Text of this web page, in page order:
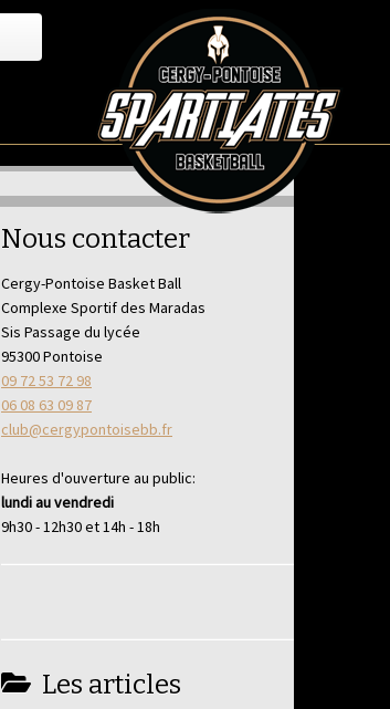
Nous contacter
Cergy-Pontoise Basket Ball
Complexe Sportif des Maradas
Sis Passage du lycée
95300 Pontoise
09 72 53 72 98
06 08 63 09 87
club@cergypontoisebb.fr
Heures d'ouverture au public:
lundi au vendredi
9h30 - 12h30 et 14h - 18h
Les articles